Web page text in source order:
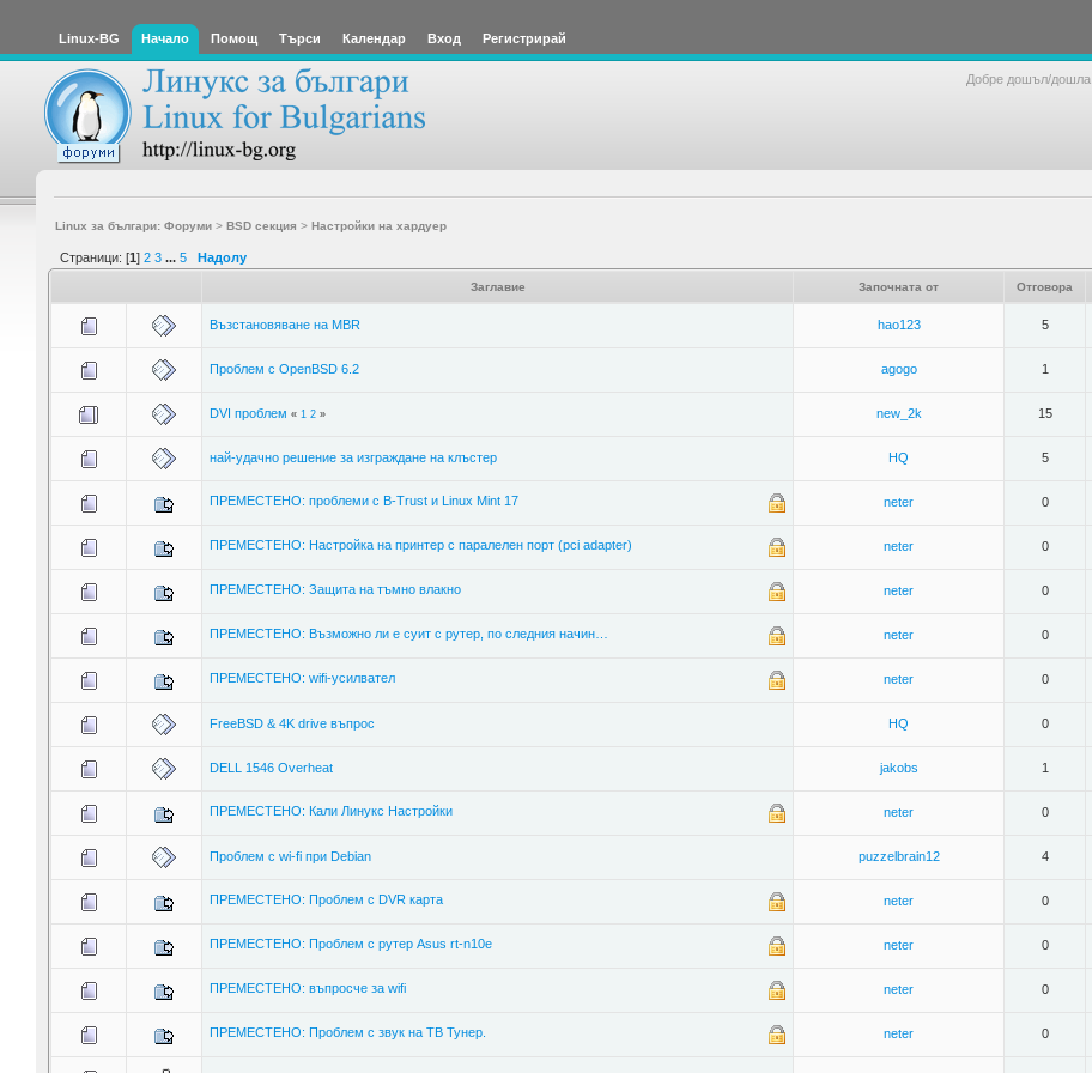
Linux-BG Начало Помощ Търси Календар Вход Регистрирай
Добре дошъл/дошла,
Linux за българи: Форуми> BSD секция > Настройки на хардуер
Страници: [1] 2 3 ... 5 Надолу
Заглавие Започната от Отговора
Възстановяване на MBR hao123 5
Проблем с OpenBSD 6.2 agogo 1
DVI проблем « 1 2» new_2k 15
най-удачно решение за изграждане на клъстер HQ 5
ПРЕМЕСТЕНО: проблеми с B-Trust и Linux Mint 17 neter 0
ПРЕМЕСТЕНО: Настройка на принтер с паралелен порт (pci adapter) neter 0
ПРЕМЕСТЕНО: Защита на тъмно влакно neter 0
ПРЕМЕСТЕНО: Възможно ли е суит с рутер, по следния начин… neter 0
ПРЕМЕСТЕНО: wifi-усилвател neter 0
FreeBSD & 4K drive въпрос HQ 0
DELL 1546 Overheat jakobs 1
ПРЕМЕСТЕНО: Кали Линукс Настройки neter 0
Проблем с wi-fi при Debian puzzelbrain12 4
ПРЕМЕСТЕНО: Проблем с DVR карта neter 0
ПРЕМЕСТЕНО: Проблем с рутер Asus rt-n10e neter 0
ПРЕМЕСТЕНО: въпросче за wifi neter 0
ПРЕМЕСТЕНО: Проблем с звук на ТВ Тунер. neter 0